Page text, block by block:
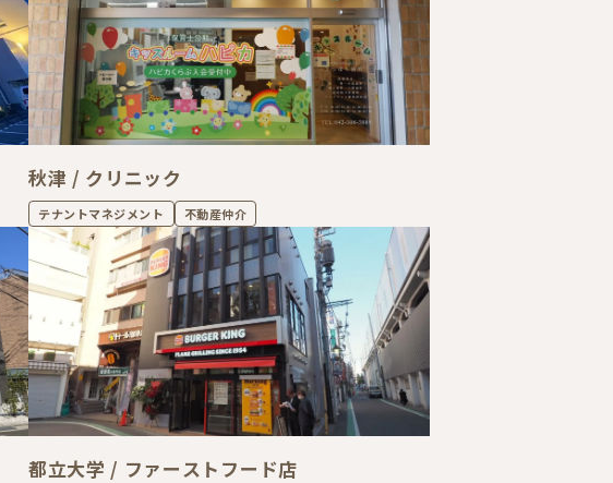
秋津 / クリニック
テナントマネジメント 不動産仲介
都立大学 / ファーストフード店